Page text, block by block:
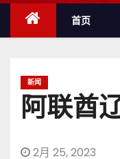
首页
新闻
阿联酋
2月 25, 2023